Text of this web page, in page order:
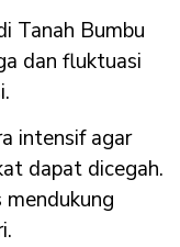
Tanah Bumbu
dan fluktuasi
intensif agar
dapat dicegah.